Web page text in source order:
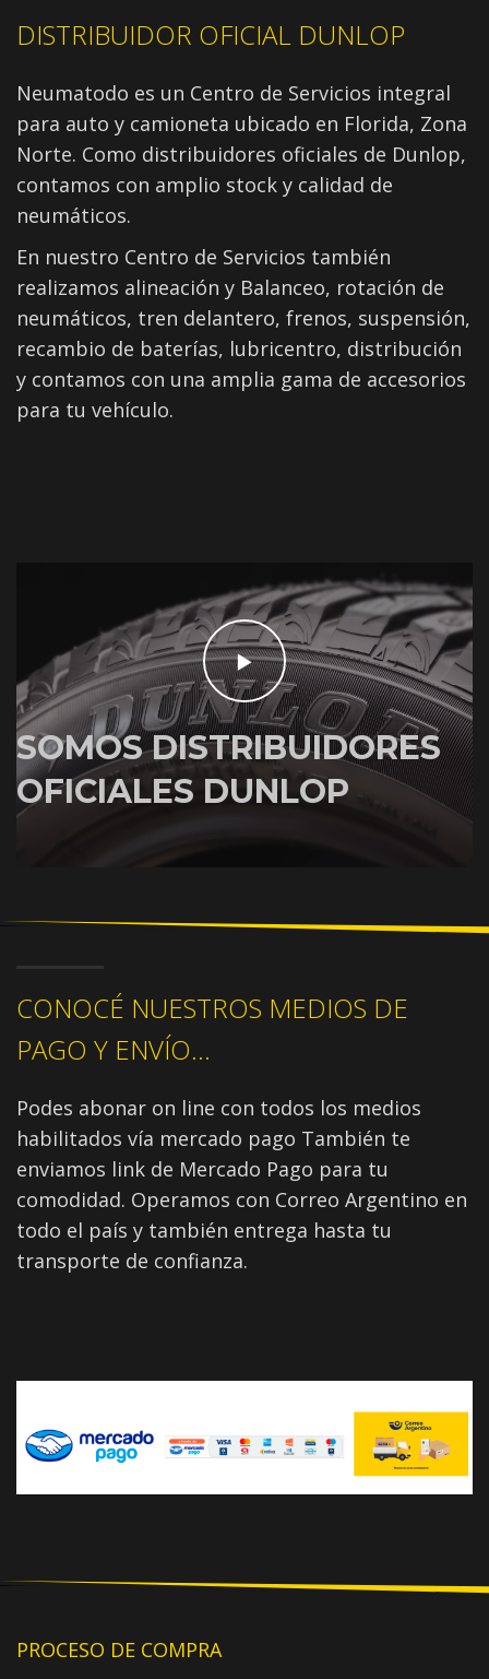
DISTRIBUIDOR OFICIAL DUNLOP
Neumatodo es un Centro de Servicios integral
para auto y camioneta ubicado en Florida, Zona
Norte. Como distribuidores oficiales de Dunlop,
contamos con amplio stock y calidad de
neumáticos.
En nuestro Centro de Servicios también
realizamos alineación y Balanceo, rotación de
neumáticos, tren delantero, frenos, suspensión,
recambio de baterías, lubricentro, distribución
y contamos con una amplia gama de accesorios
para tu vehículo.
SOMOS DISTRIBUIDORES
OFICIALES DUNLOP
CONOCÉ NUESTROS MEDIOS DE
PAGO Y ENVÍO...
Podes abonar on line con todos los medios
habilitados vía mercado pago También te
enviamos link de Mercado Pago para tu
comodidad. Operamos con Correo Argentino en
todo el país y también entrega hasta tu
transporte de confianza.
PROCESO DE COMPRA